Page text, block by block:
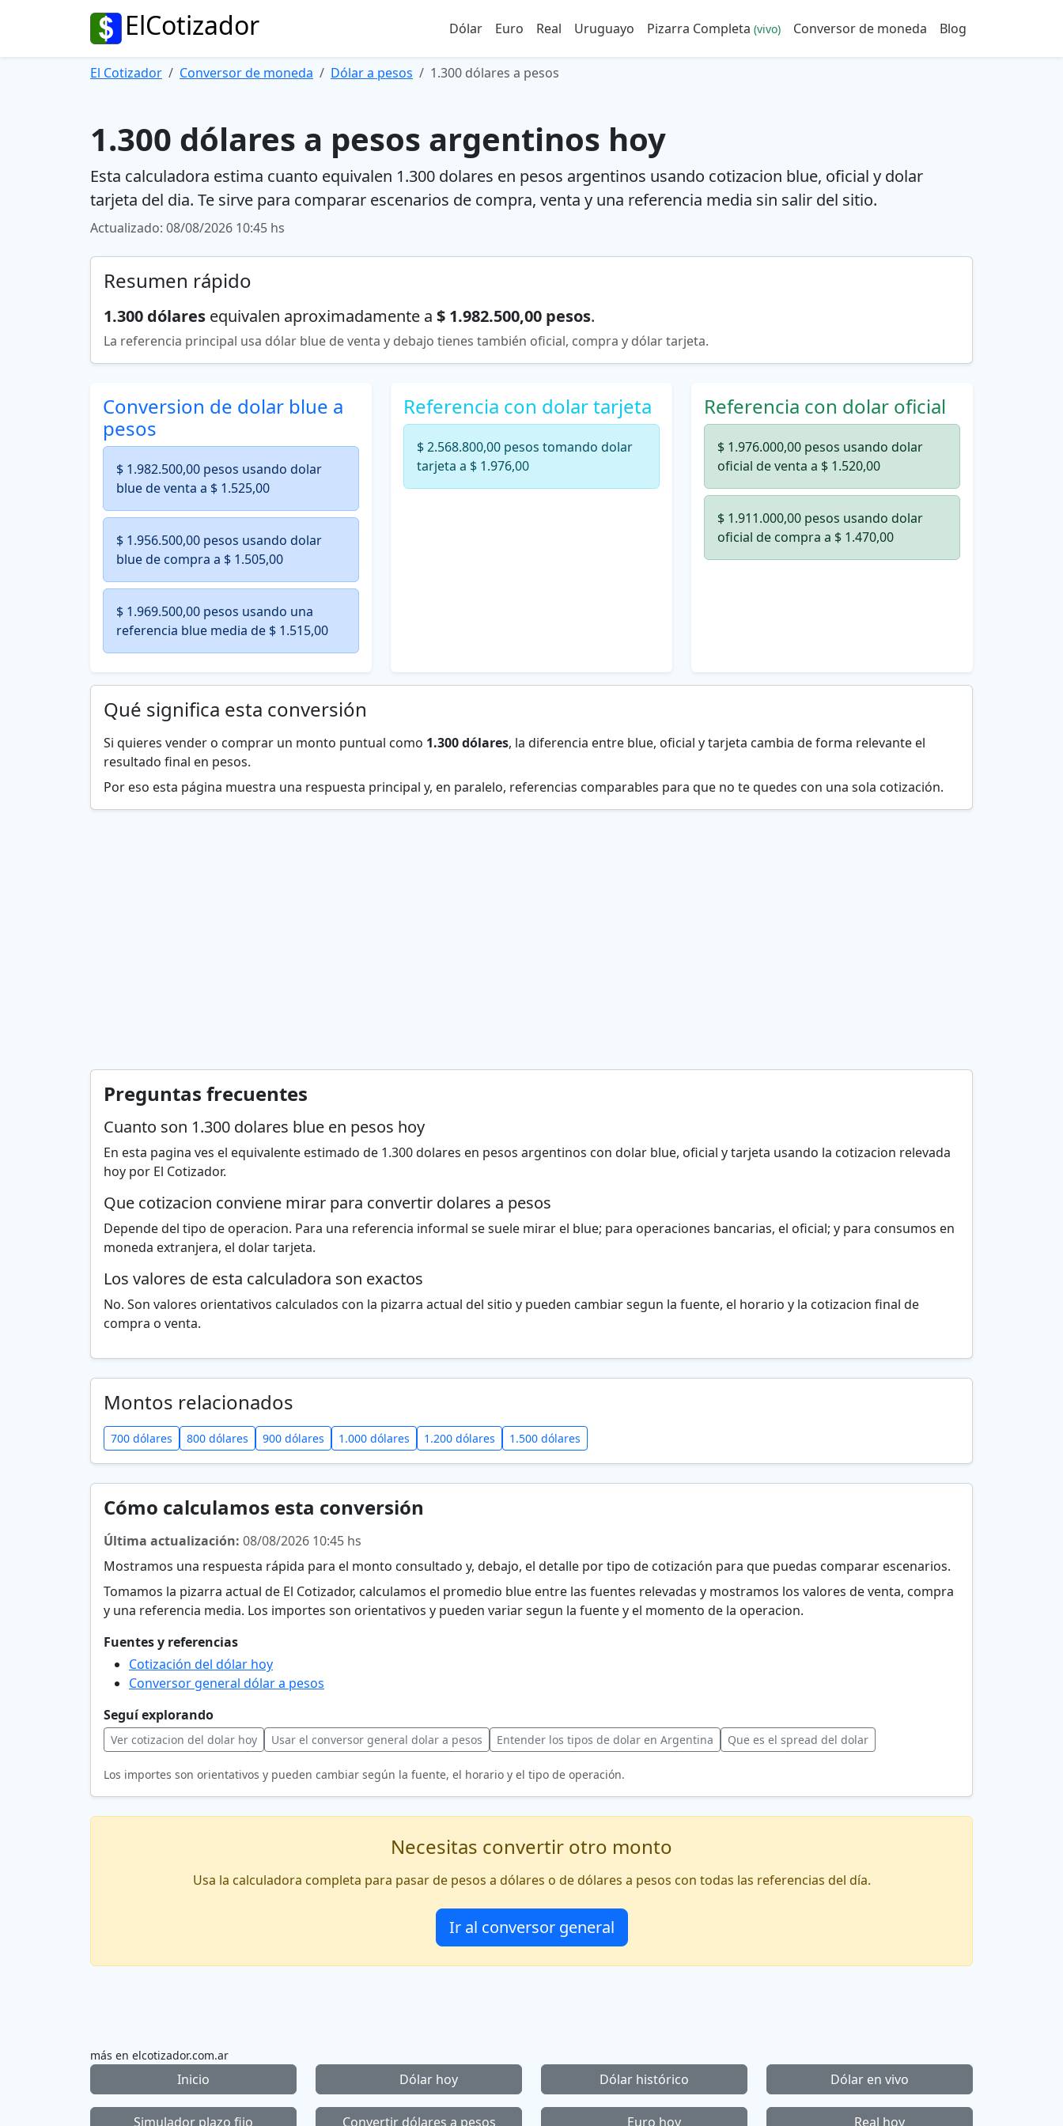
ElCotizador Dólar Euro Real Uruguayo Pizarra Completa (vivo) Conversor de moneda Blog
El Cotizador Conversor de moneda Dólar a pesos 1.300 dólares a pesos
1.300 dólares a pesos argentinos hoy
Esta calculadora estima cuanto equivalen 1.300 dolares en pesos argentinos usando cotizacion blue, oficial y dolar
tarjeta del dia. Te sirve para comparar escenarios de compra, venta y una referencia media sin salir del sitio.
Actualizado: 08/08/2026 10:45 hs
Resumen rápido
1.300 dólares equivalen aproximadamente a $ 1.982.500,00 pesos.
La referencia principal usa dólar blue de venta y debajo tienes también oficial, compra y dólar tarjeta.
Conversion de dolar blue a
pesos
$ 1.982.500,00 pesos usando dolar
blue de venta a $ 1.525,00
$ 1.956.500,00 pesos usando dolar
blue de compra a $ 1.505,00
$ 1.969.500,00 pesos usando una
referencia blue media de $ 1.515,00
Referencia con dolar tarjeta
$ 2.568.800,00 pesos tomando dolar
tarjeta a $ 1.976,00
Referencia con dolar oficial
$ 1.976.000,00 pesos usando dolar
oficial de venta a $ 1.520,00
$ 1.911.000,00 pesos usando dolar
oficial de compra a $ 1.470,00
Qué significa esta conversión
Si quieres vender o comprar un monto puntual como 1.300 dólares, la diferencia entre blue, oficial y tarjeta cambia de forma relevante el
resultado final en pesos.
Por eso esta página muestra una respuesta principal y, en paralelo, referencias comparables para que no te quedes con una sola cotización.
Preguntas frecuentes
Cuanto son 1.300 dolares blue en pesos hoy
En esta pagina ves el equivalente estimado de 1.300 dolares en pesos argentinos con dolar blue, oficial y tarjeta usando la cotizacion relevada
hoy por El Cotizador.
Que cotizacion conviene mirar para convertir dolares a pesos
Depende del tipo de operacion. Para una referencia informal se suele mirar el blue; para operaciones bancarias, el oficial; y para consumos en
moneda extranjera, el dolar tarjeta.
Los valores de esta calculadora son exactos
No. Son valores orientativos calculados con la pizarra actual del sitio y pueden cambiar segun la fuente, el horario y la cotizacion final de
compra o venta.
Montos relacionados
700 dólares 800 dólares 900 dólares 1.000 dólares 1.200 dólares 1.500 dólares
Cómo calculamos esta conversión
Última actualización: 08/08/2026 10:45 hs
Mostramos una respuesta rápida para el monto consultado y, debajo, el detalle por tipo de cotización para que puedas comparar escenarios.
Tomamos la pizarra actual de El Cotizador, calculamos el promedio blue entre las fuentes relevadas y mostramos los valores de venta, compra
y una referencia media. Los importes son orientativos y pueden variar segun la fuente y el momento de la operacion.
Fuentes y referencias
Cotización del dólar hoy
Conversor general dólar a pesos
Seguí explorando
Ver cotizacion del dolar hoy Usar el conversor general dolar a pesos Entender los tipos de dolar en Argentina Que es el spread del dolar
Los importes son orientativos y pueden cambiar según la fuente, el horario y el tipo de operación.
Necesitas convertir otro monto
Usa la calculadora completa para pasar de pesos a dólares o de dólares a pesos con todas las referencias del día.
Ir al conversor general
más en elcotizador.com.ar
Inicio Dólar hoy Dólar histórico Dólar en vivo
Simulador plazo fijo Convertir dólares a pesos Euro hoy Real hoy